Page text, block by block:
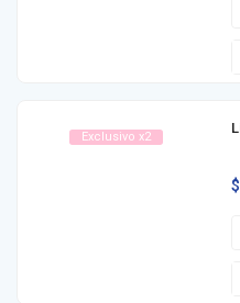
Exclusivo x2
$